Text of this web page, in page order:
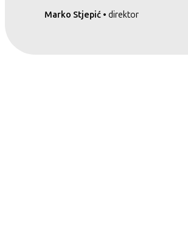
Marko Stjepić • direktor